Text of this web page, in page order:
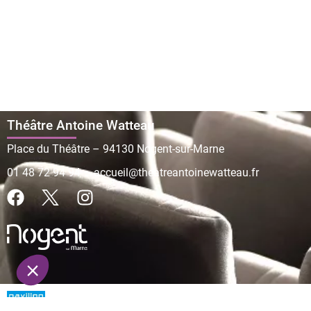
Théâtre Antoine Watteau
Place du Théâtre – 94130 Nogent-sur-Marne
01 48 72 94 94–accueil@theatreantoinewatteau.fr